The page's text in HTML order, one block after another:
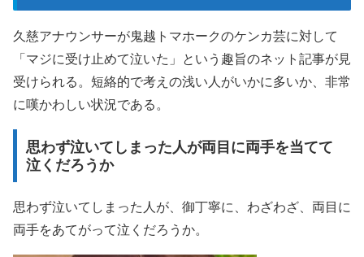
久慈アナウンサーが鬼越トマホークのケンカ芸に対して
「マジに受け止めて泣いた」という趣旨のネット記事が見
受けられる。短絡的で考えの浅い人がいかに多いか、非常
に嘆かわしい状況である。
思わず泣いてしまった人が両目に両手を当てて
泣くだろうか
思わず泣いてしまった人が、御丁寧に、わざわざ、両目に
両手をあてがって泣くだろうか。